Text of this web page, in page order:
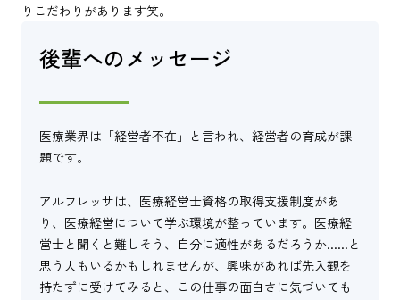
りこだわりがあります笑。
後輩へのメッセージ
医療業界は「経営者不在」と言われ、経営者の育成が課
題です。
アルフレッサは、医療経営士資格の取得支援制度があ
り、医療経営について学ぶ環境が整っています。医療経
営士と聞くと難しそう、自分に適性があるだろうか......と
思う人もいるかもしれませんが、興味があれば先入観を
持たずに受けてみると、この仕事の面白さに気づいても